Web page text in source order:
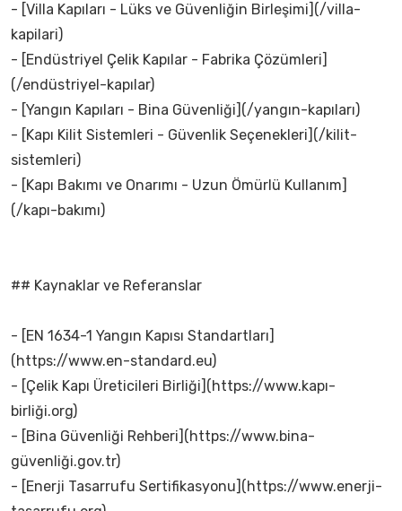
- [Villa Kapıları - Lüks ve Güvenliğin Birleşimi](/villa-
kapilari)
- [Endüstriyel Çelik Kapılar - Fabrika Çözümleri]
(/endüstriyel-kapılar)
- [Yangın Kapıları - Bina Güvenliği](/yangın-kapıları)
- [Kapı Kilit Sistemleri - Güvenlik Seçenekleri](/kilit-
sistemleri)
- [Kapı Bakımı ve Onarımı - Uzun Ömürlü Kullanım]
(/kapı-bakımı)
## Kaynaklar ve Referanslar
- [EN 1634-1 Yangın Kapısı Standartları]
(https://www.en-standard.eu)
- [Çelik Kapı Üreticileri Birliği](https://www.kapı-
birliği.org)
- [Bina Güvenliği Rehberi](https://www.bina-
güvenliği.gov.tr)
- [Enerji Tasarrufu Sertifikasyonu](https://www.enerji-